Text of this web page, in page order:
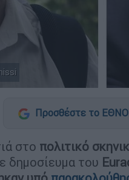
Προσθέστε το
στο πολιτικό
δημοσίευμα του